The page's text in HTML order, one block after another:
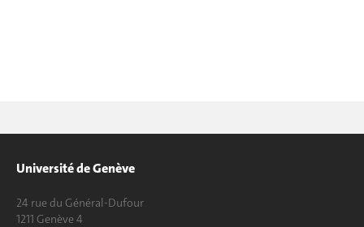
Université de Genève
24 rue du Général-Dufour
1211 Genève 4